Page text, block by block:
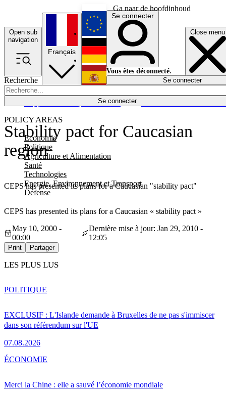
Ga naar de hoofdinhoud
Open sub
navigation
Close menu
Recherche
Se connecter
POLICY AREAS
Economie
Politique
Agriculture et Alimentation
Santé
Technologies
Energie, Environnement et Transport
Défense
Économie
Français
English
Deutsch
Español
Se connecter
Vous êtes déconnecté.
Se connecter
Stability pact for Caucasian
region
CEPS has presented its plans for a Caucasian "stability pact"
CEPS has presented its plans for a Caucasian « stability pact »
May 10, 2000 -
00:00
Dernière mise à jour: Jan 29, 2010 -
12:05
Print Partager
LES PLUS LUS
EXCLUSIF : L'Islande demande à Bruxelles de ne pas s'immiscer
dans son référendum sur l'UE
07.08.2026
POLITIQUE
Merci la Chine : elle a sauvé l’économie mondiale
ÉCONOMIE